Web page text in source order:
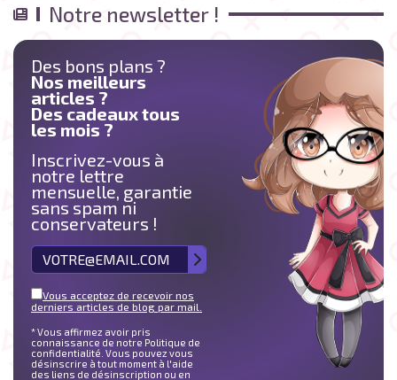
Notre newsletter !
Des bons plans ?
Nos meilleurs
articles ?
Des cadeaux tous
les mois ?
Inscrivez-vous à
notre lettre
mensuelle, garantie
sans spam ni
conservateurs !
Vous acceptez de recevoir nos
derniers articles de blog par mail.
* Vous affirmez avoir pris
connaissance de notre Politique de
confidentialité. Vous pouvez vous
désinscrire à tout moment à l'aide
des liens de désinscription ou en